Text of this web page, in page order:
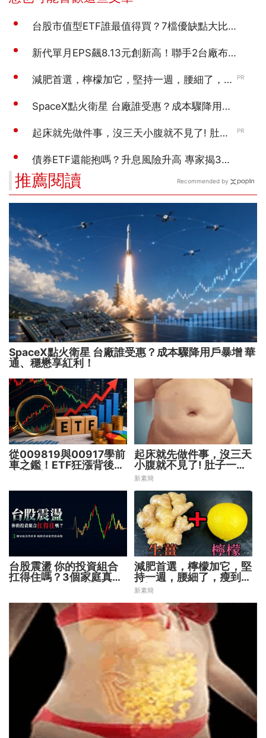
推薦閱讀
SpaceX點火衛星 台廠誰受惠？成本驟降用戶暴增 華
通、穩懋享紅利！
從009819與00917學前
車之鑑！ETF狂漲背後
起床就先做件事，沒三天
小腹就不見了! 肚子一天
天變小！
新素簡
台股震盪 你的投資組合
扛得住嗎？3個家庭真實
減肥首選，檸檬加它，堅
持一週，腰細了，瘦到你
懷疑人生
新素簡
Recommended by